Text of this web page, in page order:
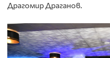
Драгомир Драганов.